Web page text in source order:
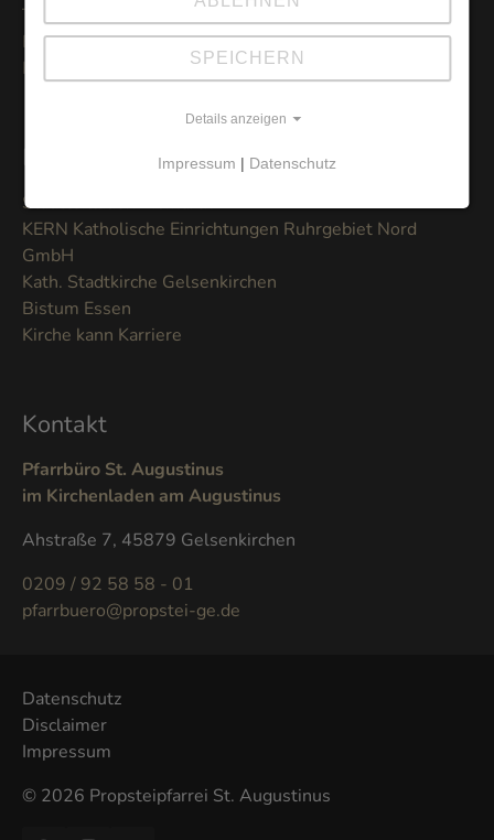
Taufe
Erstkommunion
Kontakte
Stadtteilladen Bismarck
KERN Katholische Einrichtungen Ruhrgebiet Nord
GmbH
Kath. Stadtkirche Gelsenkirchen
Bistum Essen
Kirche kann Karriere
Kontakt
Pfarrbüro St. Augustinus
im Kirchenladen am Augustinus
Ahstraße 7, 45879 Gelsenkirchen
0209 / 92 58 58 - 01
pfarrbuero@propstei-ge.de
Datenschutz
Disclaimer
Impressum
© 2026 Propsteipfarrei St. Augustinus
SPEICHERN
Details anzeigen
Impressum | Datenschutz